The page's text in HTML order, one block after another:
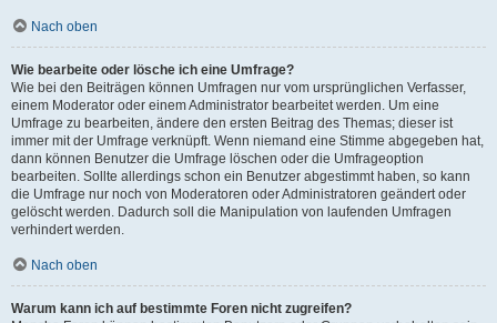
Nach oben
Wie bearbeite oder lösche ich eine Umfrage?
Wie bei den Beiträgen können Umfragen nur vom ursprünglichen Verfasser,
einem Moderator oder einem Administrator bearbeitet werden. Um eine
Umfrage zu bearbeiten, ändere den ersten Beitrag des Themas; dieser ist
immer mit der Umfrage verknüpft. Wenn niemand eine Stimme abgegeben hat,
dann können Benutzer die Umfrage löschen oder die Umfrageoption
bearbeiten. Sollte allerdings schon ein Benutzer abgestimmt haben, so kann
die Umfrage nur noch von Moderatoren oder Administratoren geändert oder
gelöscht werden. Dadurch soll die Manipulation von laufenden Umfragen
verhindert werden.
Nach oben
Warum kann ich auf bestimmte Foren nicht zugreifen?